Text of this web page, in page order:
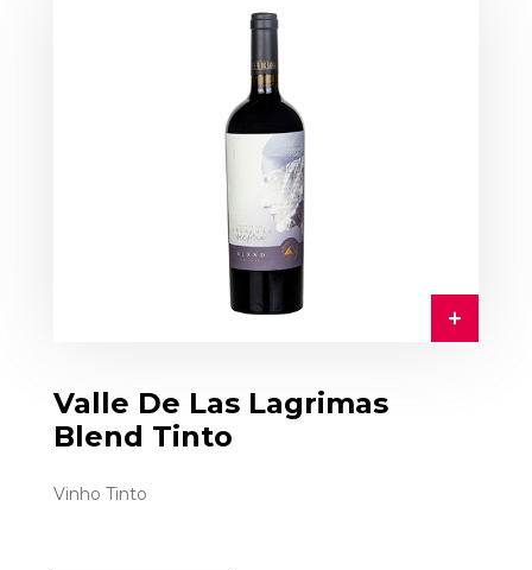
Valle De Las Lagrimas
Blend Tinto
Vinho Tinto